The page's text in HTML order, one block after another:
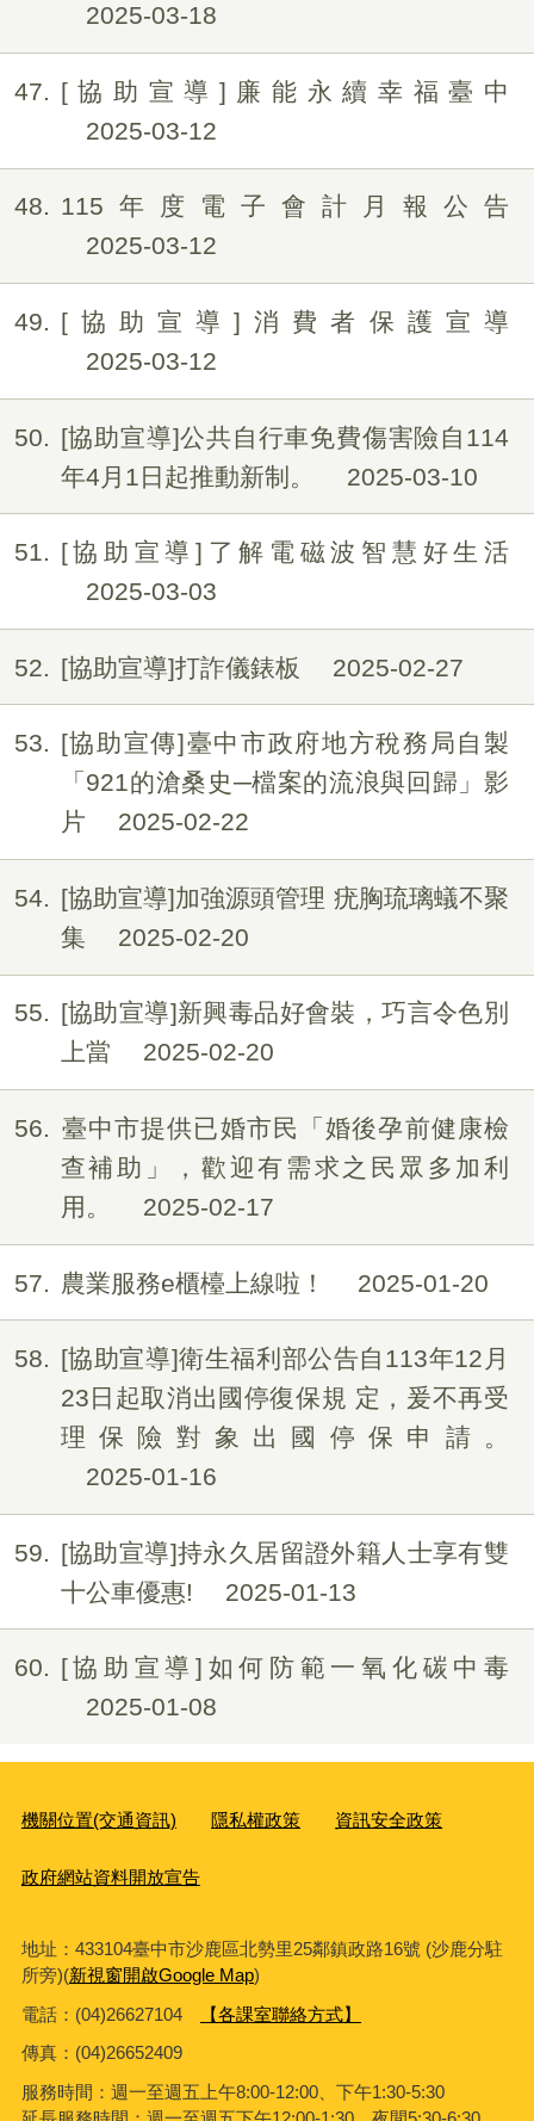
2025-03-18
47
[協助宣導]廉能永續幸福臺中
2025-03-12
48
115年度電子會計月報公告
2025-03-12
49
[協助宣導]消費者保護宣導
2025-03-12
50
[協助宣導]公共自行車免費傷害險自114
年4月1日起推動新制。
2025-03-10
51
[協助宣導]了解電磁波智慧好生活
2025-03-03
52 [協助宣導]打詐儀錶板 2025-02-27
53
[協助宣傳]臺中市政府地方稅務局自製
「921的滄桑史─檔案的流浪與回歸」影
片
2025-02-22
54
[協助宣導]加強源頭管理 疣胸琉璃蟻不聚
集
2025-02-20
55
[協助宣導]新興毒品好會裝，巧言令色別
上當
2025-02-20
56
臺中市提供已婚市民「婚後孕前健康檢
查補助」，歡迎有需求之民眾多加利
用。
2025-02-17
57 農業服務e櫃檯上線啦！ 2025-01-20
58
[協助宣導]衛生福利部公告自113年12月
23日起取消出國停復保規 定，爰不再受
理保險對象出國停保申請。
2025-01-16
59
[協助宣導]持永久居留證外籍人士享有雙
十公車優惠!
2025-01-13
60
[協助宣導]如何防範一氧化碳中毒
2025-01-08
機關位置(交通資訊) 隱私權政策 資訊安全政策
政府網站資料開放宣告
地址：433104臺中市沙鹿區北勢里25鄰鎮政路16號 (沙鹿分駐
所旁)(新視窗開啟Google Map)
電話：(04)26627104
【各課室聯絡方式】
傳真： (04)26652409
服務時間：週一至週五上午8:00-12:00、下午1:30-5:30